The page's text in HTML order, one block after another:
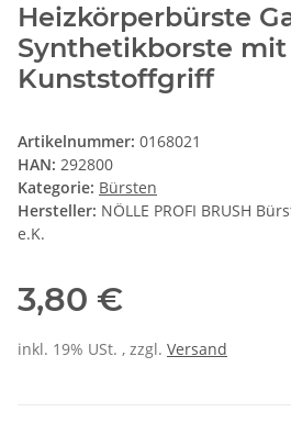
Heizkörperbürste
Synthetikborste mit
Kunststoffgriff
Artikelnummer: 0168021
HAN: 292800
Kategorie: Bürsten
Hersteller: NÖLLE PROFI BRUSH
e.K.
3,80 €
inkl. 19% USt. , zzgl. Versand